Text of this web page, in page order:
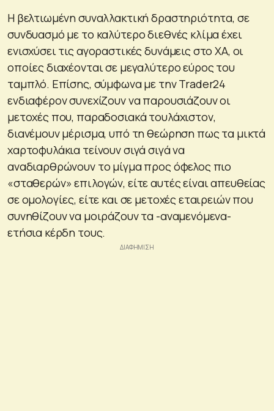
Η βελτιωμένη συναλλακτική δραστηριότητα, σε
συνδυασμό με το καλύτερο διεθνές κλίμα έχει
ενισχύσει τις αγοραστικές δυνάμεις στο ΧΑ, οι
οποίες διαχέονται σε μεγαλύτερο εύρος του
ταμπλό. Επίσης, σύμφωνα με την Trader24
ενδιαφέρον συνεχίζουν να παρουσιάζουν οι
μετοχές που, παραδοσιακά τουλάχιστον,
διανέμουν μέρισμα, υπό τη θεώρηση πως τα μικτά
χαρτοφυλάκια τείνουν σιγά σιγά να
αναδιαρθρώνουν το μίγμα προς όφελος πιο
«σταθερών» επιλογών, είτε αυτές είναι απευθείας
σε ομολογίες, είτε και σε μετοχές εταιρειών που
συνηθίζουν να μοιράζουν τα -αναμενόμενα-
ετήσια κέρδη τους.